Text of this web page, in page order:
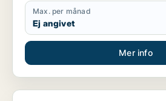
Max. per månad
Ej angivet
Mer info